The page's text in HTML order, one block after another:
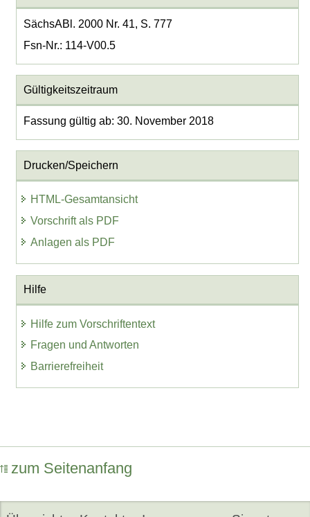
SächsABl. 2000 Nr. 41, S. 777
Fsn-Nr.: 114-V00.5
Gültigkeitszeitraum
Fassung gültig ab: 30. November 2018
Drucken/Speichern
HTML-Gesamtansicht
Vorschrift als PDF
Anlagen als PDF
Hilfe
Hilfe zum Vorschriftentext
Fragen und Antworten
Barrierefreiheit
zum Seitenanfang